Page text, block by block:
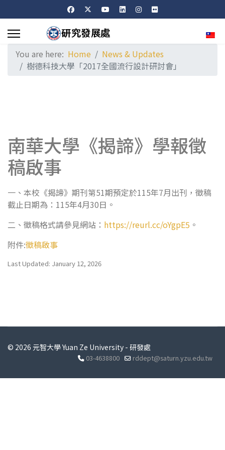
You are here: Home
News & Updates
樹德科技大學「2017全國流行設計研討會」
南華大學《揭諦》學報徵
稿啟事
一、本校《揭諦》期刊第51期預定於115年7月出刊，徵稿
截止日期為：115年4月30日。
二、徵稿格式請參見網站： https://reurl.cc/oYgpE5 。
附件:徵稿啟事
Last Updated: January 12, 2026
© 2026 元智大學 Yuan Ze University - 研發處
03-4638800 rddept@saturn.yzu.edu.tw